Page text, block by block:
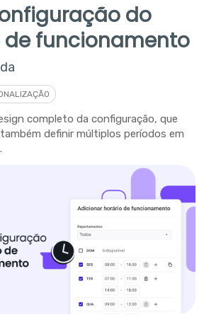
do
de funcionamento
completo da configuração, que
definir múltiplos períodos em